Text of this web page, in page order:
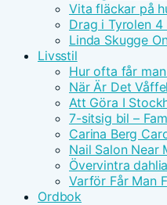
Vita fläckar på
Drag i Tyrolen 4
Linda Skugge
Livsstil
Hur ofta får
När Är Det
Att Göra I
7-sitsig bil –
Carina Berg
Nail Salon Near
Övervintra
Varför Får Man
Ordbok